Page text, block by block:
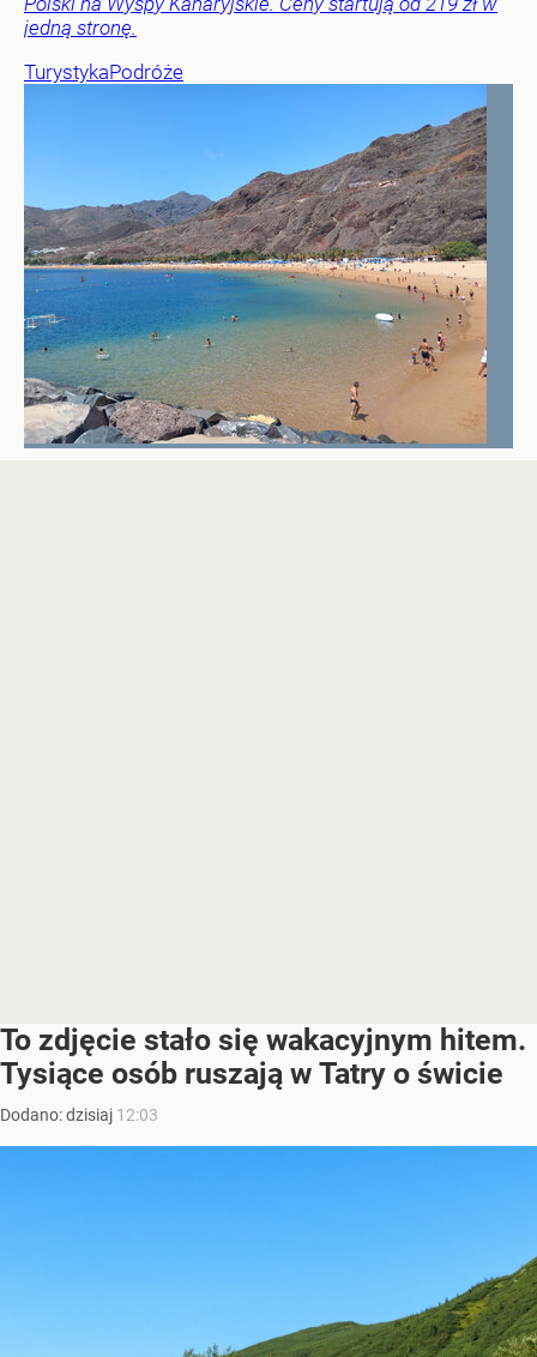
jedną stronę.
TurystykaPodróże
To zdjęcie stało się wakacyjnym hitem.
Tysiące osób ruszają w Tatry o świcie
Dodano:dzisiaj 12:03